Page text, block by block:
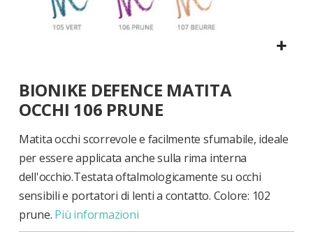
all'inizio
della
galleria
di
immagini
BIONIKE DEFENCE MATITA
OCCHI 106 PRUNE
Matita occhi scorrevole e facilmente sfumabile, ideale
per essere applicata anche sulla rima interna
dell'occhio.Testata oftalmologicamente su occhi
sensibili e portatori di lenti a contatto. Colore: 102
prune. Più informazioni